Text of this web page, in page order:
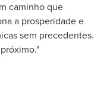
caminho que
a prosperidade e
sem precedentes.